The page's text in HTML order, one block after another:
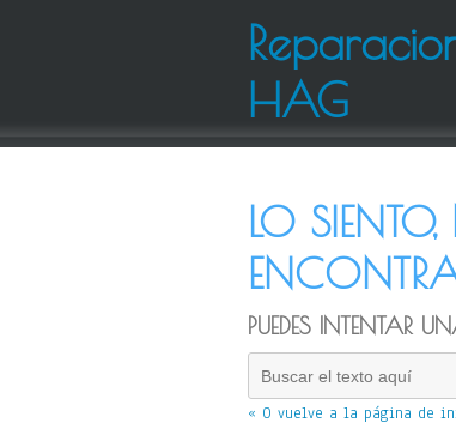
HAG
LO
PUEDES INTENTAR
« O vuelve a la página de